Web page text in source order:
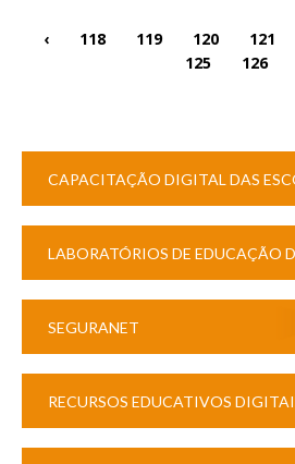
‹ 118 119 120 121
125
126
CAPACITAÇÃO DIGITAL DAS
LABORATÓRIOS DE EDUCAÇÃO
SEGURANET
RECURSOS EDUCATIVOS